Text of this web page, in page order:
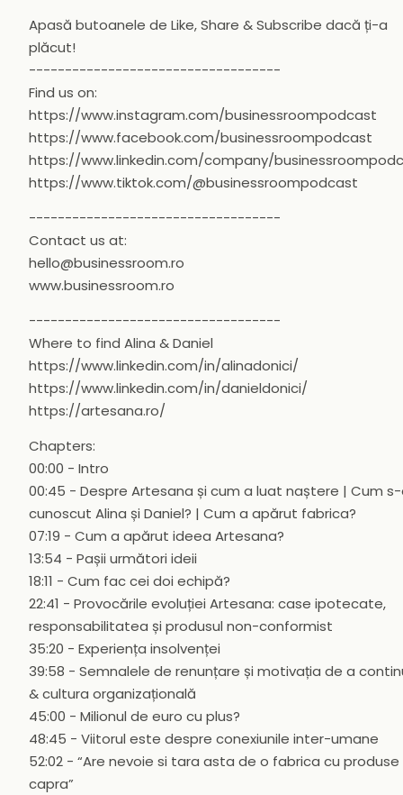
Apasă butoanele de Like, Share & Subscribe dacă ți-a
plăcut!
-----------------------------------
Find us on:
https://www.instagram.com/businessroompodcast
https://www.facebook.com/businessroompodcast
https://www.linkedin.com/company/
https://www.tiktok.com/@businessroompodcast
-----------------------------------
Contact us at:
hello@businessroom.ro
www.businessroom.ro
-----------------------------------
Where to find Alina & Daniel
https://www.linkedin.com/in/alinadonici/
https://www.linkedin.com/in/danieldonici/
https://artesana.ro/
Chapters:
00:00 - Intro
00:45 - Despre Artesana și cum a luat naștere | Cum
cunoscut Alina și Daniel? | Cum a apărut fabrica?
07:19 - Cum a apărut ideea Artesana?
13:54 - Pașii următori ideii
18:11 - Cum fac cei doi echipă?
22:41 - Provocările evoluției Artesana: case ipotecate,
responsabilitatea și produsul non-conformist
35:20 - Experiența insolvenței
39:58 - Semnalele de renunțare și motivația de a
& cultura organizațională
45:00 - Milionul de euro cu plus?
48:45 - Viitorul este despre conexiunile inter-umane
52:02 - “Are nevoie si tara asta de o fabrica cu
capra”